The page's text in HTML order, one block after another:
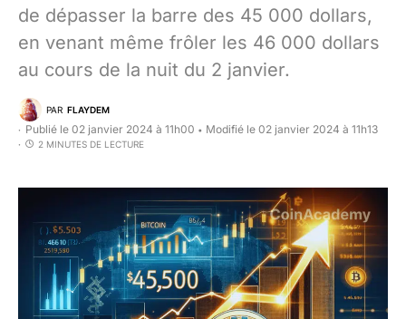
de dépasser la barre des 45 000 dollars,
en venant même frôler les 46 000 dollars
au cours de la nuit du 2 janvier.
PAR FLAYDEM
Publié le 02 janvier 2024 à 11h00 • Modifié le 02 janvier 2024 à 11h13
2 MINUTES DE LECTURE